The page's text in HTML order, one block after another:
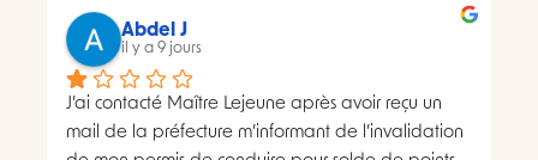
Abdel J
il y a 9 jours
J’ai contacté Maître Lejeune après avoir reçu un
mail de la préfecture m’informant de l’invalidation